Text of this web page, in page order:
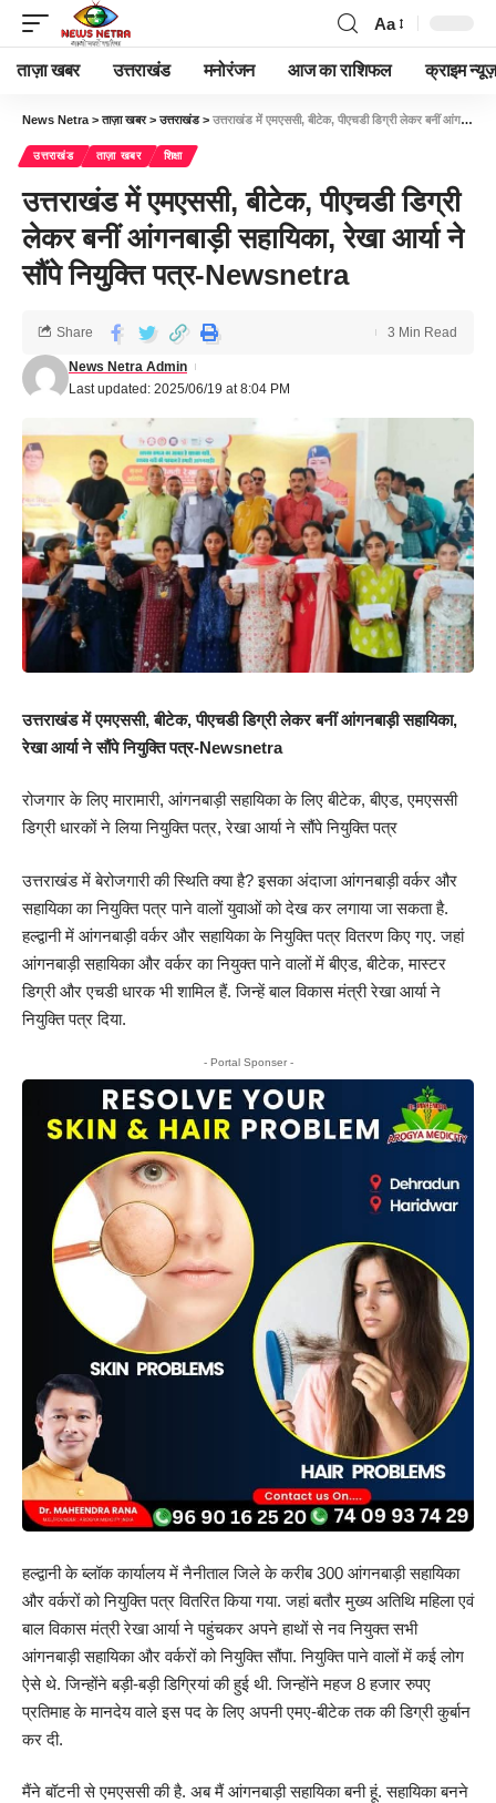
Aa
ताज़ा खबर उत्तराखंड मनोरंजन आज का राशिफल क्राइम न्यूज़
News Netra >ताज़ा खबर>उत्तराखंड> उत्तराखंड में एमएससी, बीटेक, पीएचडी डिग्री लेकर बनीं आंगनबाड़ी सहायिका, रेखा आर्या ने सौंपे नियुक्ति पत्र-Newsnetra
उत्तराखंड ताज़ा खबर शिक्षा
उत्तराखंड में एमएससी, बीटेक, पीएचडी डिग्री
लेकर बनीं आंगनबाड़ी सहायिका, रेखा आर्या ने
सौंपे नियुक्ति पत्र-Newsnetra
Last updated: 2025/06/19 at 8:04 PM
News Netra Admin
Share 3 Min Read
उत्तराखंड में एमएससी, बीटेक, पीएचडी डिग्री लेकर बनीं आंगनबाड़ी सहायिका,
रेखा आर्या ने सौंपे नियुक्ति पत्र-Newsnetra
रोजगार के लिए मारामारी, आंगनबाड़ी सहायिका के लिए बीटेक, बीएड, एमएससी
डिग्री धारकों ने लिया नियुक्ति पत्र, रेखा आर्या ने सौंपे नियुक्ति पत्र
उत्तराखंड में बेरोजगारी की स्थिति क्या है? इसका अंदाजा आंगनबाड़ी वर्कर और
सहायिका का नियुक्ति पत्र पाने वालों युवाओं को देख कर लगाया जा सकता है.
हल्द्वानी में आंगनबाड़ी वर्कर और सहायिका के नियुक्ति पत्र वितरण किए गए. जहां
आंगनबाड़ी सहायिका और वर्कर का नियुक्त पाने वालों में बीएड, बीटेक, मास्टर
डिग्री और एचडी धारक भी शामिल हैं. जिन्हें बाल विकास मंत्री रेखा आर्या ने
नियुक्ति पत्र दिया.
- Portal Sponser -
हल्द्वानी के ब्लॉक कार्यालय में नैनीताल जिले के करीब 300 आंगनबाड़ी सहायिका
और वर्करों को नियुक्ति पत्र वितरित किया गया. जहां बतौर मुख्य अतिथि महिला एवं
बाल विकास मंत्री रेखा आर्या ने पहुंचकर अपने हाथों से नव नियुक्त सभी
आंगनबाड़ी सहायिका और वर्करों को नियुक्ति सौंपा. नियुक्ति पाने वालों में कई लोग
ऐसे थे. जिन्होंने बड़ी-बड़ी डिग्रियां की हुई थी. जिन्होंने महज 8 हजार रुपए
प्रतिमाह के मानदेय वाले इस पद के लिए अपनी एमए-बीटेक तक की डिग्री कुर्बान
कर दी.
मैंने बॉटनी से एमएससी की है. अब मैं आंगनबाड़ी सहायिका बनी हूं. सहायिका बनने